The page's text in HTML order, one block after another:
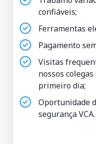
confiáveis;
Ferramentas
Pagamento
Visitas
nossos
primeiro dia;
Oportunidade
segurança VCA.